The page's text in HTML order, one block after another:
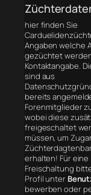
hier finden Sie
Angaben welche
gezüchtet
Kontaktangabe.
sind aus
bereits
Forenmitglieder
wobei diese
freigeschaltet
müssen, um
erhalten! Für eine
Freischaltung
Profil unter
bewerben oder